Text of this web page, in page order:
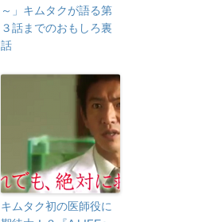
～」キムタクが語る第
３話までのおもしろ裏
話
キムタク初の医師役に